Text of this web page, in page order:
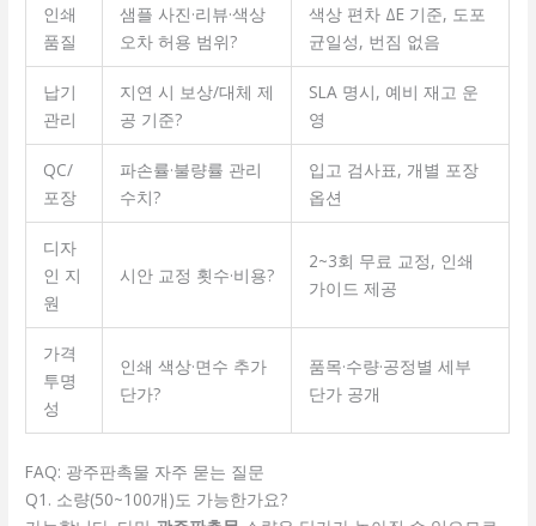
인쇄
품질
샘플 사진·리뷰·색상
오차 허용 범위?
색상 편차 ΔE 기준, 도포
균일성, 번짐 없음
납기
관리
지연 시 보상/대체 제
공 기준?
SLA 명시, 예비 재고 운
영
QC/
포장
파손률·불량률 관리
수치?
입고 검사표, 개별 포장
옵션
디자
인 지
원
시안 교정 횟수·비용?
2~3회 무료 교정, 인쇄
가이드 제공
가격
투명
성
인쇄 색상·면수 추가
단가?
품목·수량·공정별 세부
단가 공개
FAQ: 광주판촉물 자주 묻는 질문
Q1. 소량(50~100개)도 가능한가요?